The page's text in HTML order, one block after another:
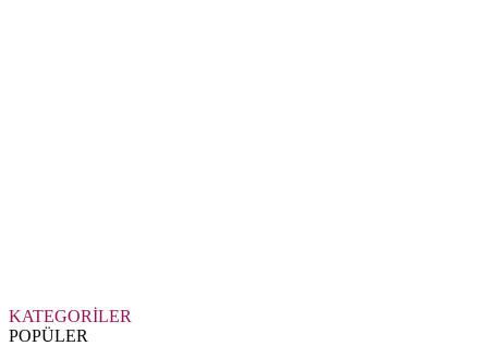
KATEGORİLER
POPÜLER